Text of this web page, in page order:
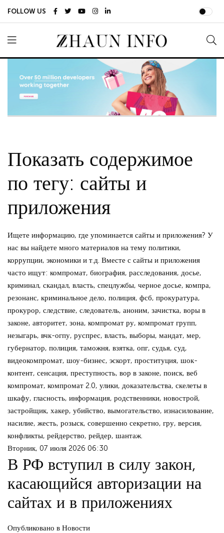
FOLLOW US
Показать содержимое
по тегу: сайты и
приложения
Ищете информацию, где упоминается сайты и приложения? У
нас вы найдете много материалов на тему политики,
коррупции, экономики и т.д. Вместе с сайты и приложения
часто ищут: компромат, биография, расследования, досье,
криминал, скандал, власть, спецлужбы, черное досье, компра,
резонанс, криминальное дело, полиция, фсб, прокуратура,
прокурор, следствие, следователь, аноним, зачистка, воры в
законе, авторитет, зона, компромат ру, компромат групп,
незыгарь, вчк-огпу, руспрес, власть, выборы, мандат, мер,
губернатор, полиция, таможня, взятка, опг, судья, суд,
видеокомпромат, шоу-бизнес, эскорт, проституция, шок-
контент, сенсация, преступность, вор в законе, поиск, веб
компромат, компромат 2.0, улики, доказательства, скелеты в
шкафу, гласность, информация, родственники, новострой,
застройщик, хакер, убийство, вымогательство, изнасилование,
насилие, жесть, розыск, совершенно секретно, гру, версия,
конфликты, рейдерство, рейдер, шантаж.
Вторник, 07 июля 2026 06:30
В РФ вступил в силу закон,
касающийся авторизации на
сайтах и в приложениях
Опубликовано в Новости